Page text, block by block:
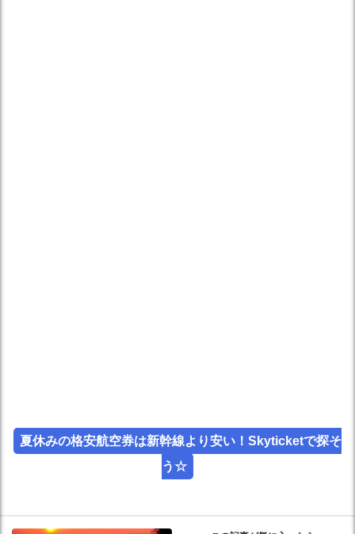
夏休みの格安航空券は新幹線より安い！Skyticketで探そ
う☆